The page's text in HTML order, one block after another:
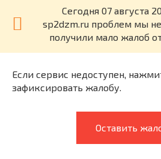
Cегодня 07 августа
sp2dzm.ru проблем мы
получили мало жалоб
Если сервис недоступен,
зафиксировать жалобу.
Оставить